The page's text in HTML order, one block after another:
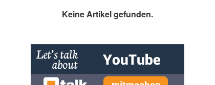
Keine Artikel gefunden.